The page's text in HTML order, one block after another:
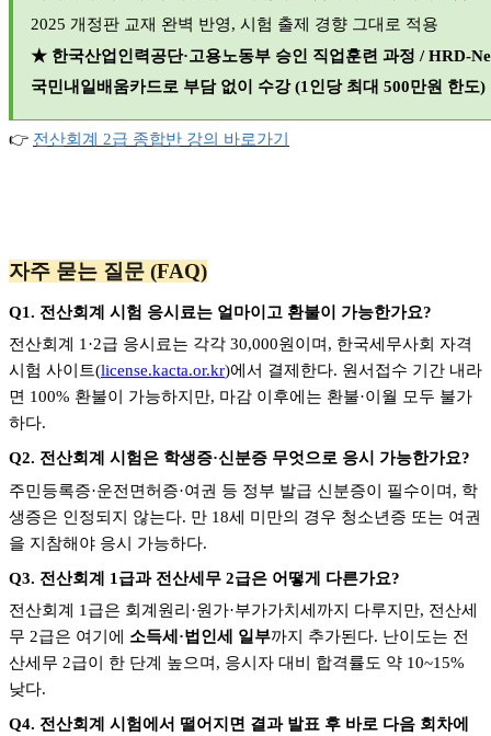
2025 개정판 교재 완벽 반영, 시험 출제 경향 그대로 적용
★ 한국산업인력공단·고용노동부 승인 직업훈련 과정 / HRD-
국민내일배움카드로 부담 없이 수강 (1인당 최대 500만원 한도)
👉 전산회계 2급 종합반 강의 바로가기
자주 묻는 질문 (FAQ)
Q1. 전산회계 시험 응시료는 얼마이고 환불이 가능한가요?
전산회계 1·2급 응시료는 각각 30,000원이며, 한국세무사회 자격
시험 사이트(license.kacta.or.kr)에서 결제한다. 원서접수 기간 내라
면 100% 환불이 가능하지만, 마감 이후에는 환불·이월 모두 불가
하다.
Q2. 전산회계 시험은 학생증·신분증 무엇으로 응시 가능한가요?
주민등록증·운전면허증·여권 등 정부 발급 신분증이 필수이며, 학
생증은 인정되지 않는다. 만 18세 미만의 경우 청소년증 또는 여권
을 지참해야 응시 가능하다.
Q3. 전산회계 1급과 전산세무 2급은 어떻게 다른가요?
전산회계 1급은 회계원리·원가·부가가치세까지 다루지만, 전산세
무 2급은 여기에 소득세·법인세 일부까지 추가된다. 난이도는 전
산세무 2급이 한 단계 높으며, 응시자 대비 합격률도 약 10~15%
낮다.
Q4. 전산회계 시험에서 떨어지면 결과 발표 후 바로 다음 회차에